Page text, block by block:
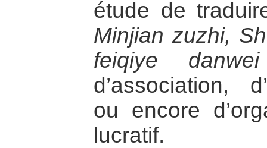
étude de
Minjian zuzhi,
feiqiye danwei
d’association,
ou encore
lucratif.